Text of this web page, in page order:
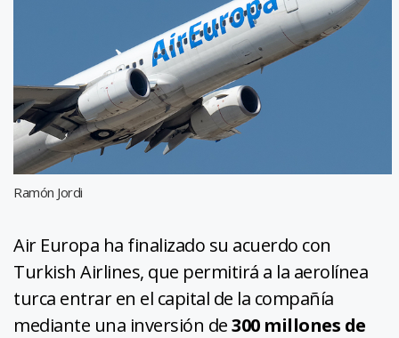
Ramón Jordi
Air Europa ha finalizado su acuerdo con
Turkish Airlines, que permitirá a la aerolínea
turca entrar en el capital de la compañía
mediante una inversión de300 millones de